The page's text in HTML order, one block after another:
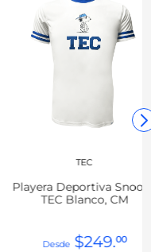
TEC
Playera Deportiva Snoopy
TEC Blanco, CM
$249.00